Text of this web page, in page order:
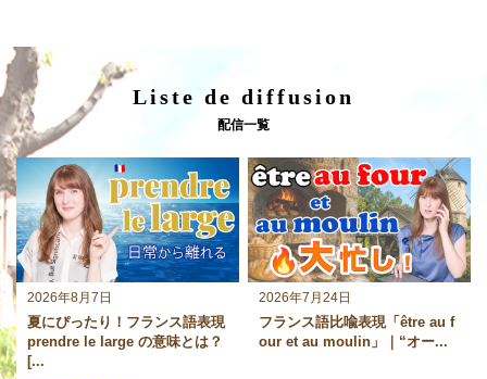
Liste de diffusion
配信一覧
2026年8月7日
夏にぴったり！フランス語表現
prendre le large の意味とは？
[...
2026年7月24日
フランス語比喩表現「être au f
our et au moulin」｜“オー...